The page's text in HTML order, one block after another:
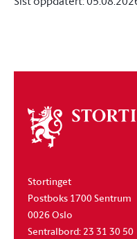
Om
stortinget
Stortinget
Postboks 1700 Sentrum
0026 Oslo
Sentralbord: 23 31 30 50